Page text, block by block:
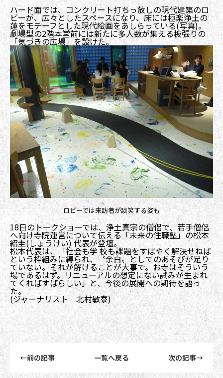
ハード面では、コンクリート打ちっ放しの現代建築のロ
ビーが、広々としたスペースになり、床には極楽浄土の
蓮をモチーフとした現代絵画をあしらっている(写真)。
劇場型の2階本堂前には新たに多人数が集える板張りの
「気づきの広場」を設けた。
ロビーでは来訪者が談笑する姿も
18日のトークショーでは、浄土真宗の僧侶で、若手僧侶
へ向け寺院運営について伝える「未来の住職塾」の松本
紹圭(しょうけい) 代表が登壇。
松本代表は、「社会も学 校も課題をすばやく解決せねば
という枠組みに縛られ、〝余白〟としてのあそびが足り
ていない。それが解けることが大事で。お寺はそういう
場であるはず。リニューアルの想定にない試みが生まれ
てくればすばらしい」と、今後の展開への期待を語っ
た。
(ジャーナリスト 北村敏泰)
←前の記事 一覧へ戻る 次の記事→